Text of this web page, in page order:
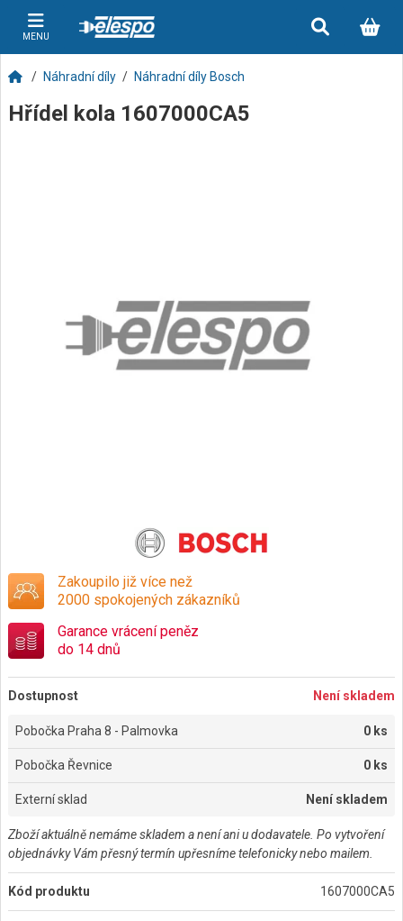
MENU
Náhradní díly Náhradní díly Bosch
Hřídel kola 1607000CA5
Zakoupilo již více než
2000 spokojených zákazníků
Garance vrácení peněz
do 14 dnů
Dostupnost Není skladem
Pobočka Praha 8 - Palmovka 0 ks
Pobočka Řevnice 0 ks
Externí sklad Není skladem
Zboží aktuálně nemáme skladem a není ani u dodavatele. Po vytvoření
objednávky Vám přesný termín upřesníme telefonicky nebo mailem.
Kód produktu 1607000CA5